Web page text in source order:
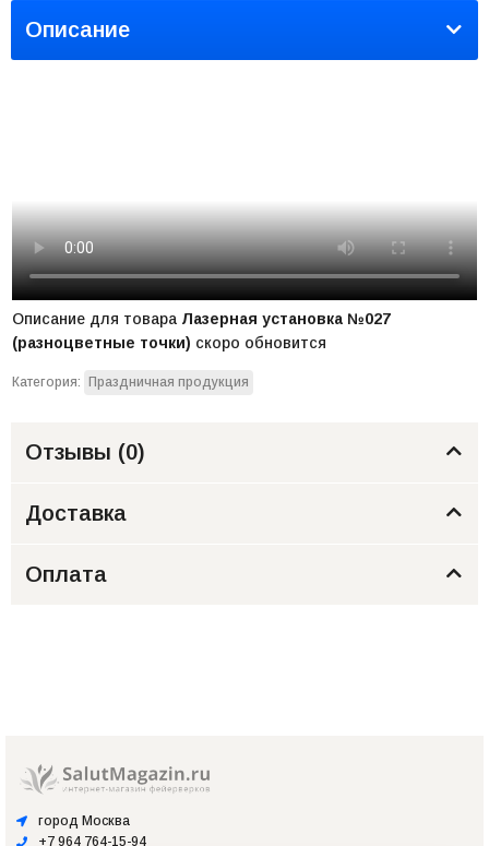
Описание
Описание для товара Лазерная установка №027
(разноцветные точки) скоро обновится
Категория: Праздничная продукция
Отзывы (0)
Доставка
Оплата
город Москва
+7 964 764-15-94